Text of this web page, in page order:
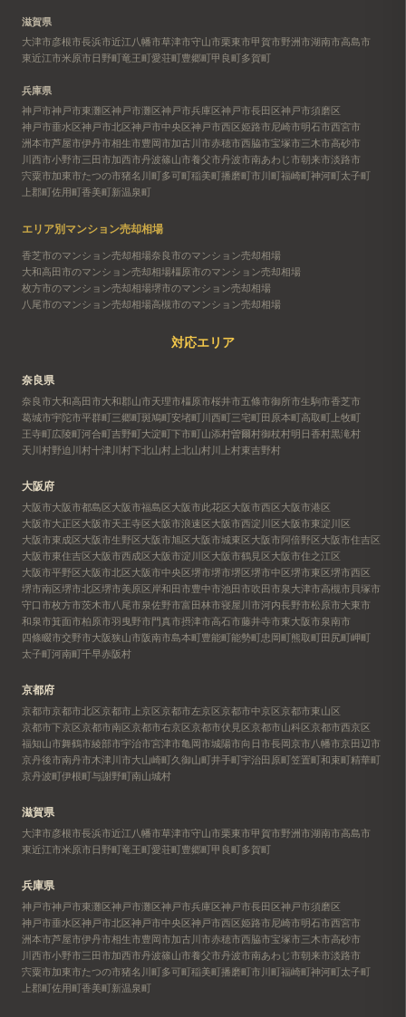
滋賀県
大津市彦根市長浜市近江八幡市草津市守山市栗東市甲賀市野洲市湖南市高島市
東近江市米原市日野町竜王町愛荘町豊郷町甲良町多賀町
兵庫県
神戸市神戸市東灘区神戸市灘区神戸市兵庫区神戸市長田区神戸市須磨区
神戸市垂水区神戸市北区神戸市中央区神戸市西区姫路市尼崎市明石市西宮市
洲本市芦屋市伊丹市相生市豊岡市加古川市赤穂市西脇市宝塚市三木市高砂市
川西市小野市三田市加西市丹波篠山市養父市丹波市南あわじ市朝来市淡路市
宍粟市加東市たつの市猪名川町多可町稲美町播磨町市川町福崎町神河町太子町
上郡町佐用町香美町新温泉町
エリア別マンション売却相場
香芝市のマンション売却相場奈良市のマンション売却相場
大和高田市のマンション売却相場橿原市のマンション売却相場
枚方市のマンション売却相場堺市のマンション売却相場
八尾市のマンション売却相場高槻市のマンション売却相場
対応エリア
奈良県
奈良市大和高田市大和郡山市天理市橿原市桜井市五條市御所市生駒市香芝市
葛城市宇陀市平群町三郷町斑鳩町安堵町川西町三宅町田原本町高取町 上牧町
王寺町広陵町河合町吉野町大淀町下市町山添村曽爾村御杖村明日香村黒滝村
天川村野迫川村十津川村下北山村 上北山村川上村東吉野村
大阪府
大阪市大阪市都島区大阪市福島区大阪市此花区大阪市西区大阪市港区
大阪市大正区大阪市天王寺区大阪市浪速区大阪市西淀川区大阪市東淀川区
大阪市東成区大阪市生野区大阪市旭区大阪市城東区大阪市阿倍野区大阪市住吉区
大阪市東住吉区大阪市西成区大阪市淀川区大阪市鶴見区大阪市住之江区
大阪市平野区大阪市北区大阪市中央区堺市堺市堺区堺市中区堺市東区堺市西区
堺市南区堺市北区堺市美原区岸和田市豊中市池田市吹田市泉大津市高槻市 貝塚市
守口市枚方市茨木市八尾市泉佐野市富田林市寝屋川市河内長野市松原市大東市
和泉市箕面市柏原市羽曳野市門真市摂津市高石市藤井寺市東大阪市泉南市
四條畷市交野市大阪狭山市阪南市島本町豊能町能勢町忠岡町熊取町田尻町岬町
太子町河南町千早赤阪村
京都府
京都市京都市北区京都市上京区京都市左京区京都市中京区京都市東山区
京都市下京区京都市南区京都市右京区京都市伏見区京都市山科区京都市西京区
福知山市舞鶴市綾部市宇治市宮津市亀岡市城陽市向日市長岡京市八幡市京田辺市
京丹後市南丹市木津川市大山崎町久御山町井手町宇治田原町笠置町和束町精華町
京丹波町伊根町与謝野町南山城村
滋賀県
大津市彦根市長浜市近江八幡市草津市守山市栗東市甲賀市野洲市湖南市高島市
東近江市米原市日野町竜王町愛荘町豊郷町甲良町多賀町
兵庫県
神戸市神戸市東灘区神戸市灘区神戸市兵庫区神戸市長田区神戸市須磨区
神戸市垂水区神戸市北区神戸市中央区神戸市西区姫路市尼崎市明石市西宮市
洲本市芦屋市伊丹市相生市豊岡市加古川市赤穂市西脇市宝塚市三木市高砂市
川西市小野市三田市加西市丹波篠山市養父市丹波市南あわじ市朝来市淡路市
宍粟市加東市たつの市猪名川町多可町稲美町播磨町市川町福崎町神河町太子町
上郡町佐用町香美町新温泉町